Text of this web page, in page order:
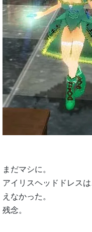
まだマシに。
アイリスヘッドドレス
えなかった。
残念。